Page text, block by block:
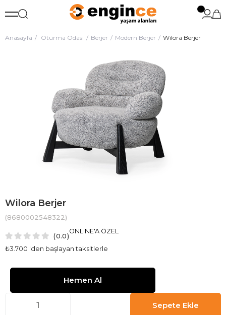
Anasayfa Oturma Odası Berjer Modern Berjer Wilora Berjer
Wilora Berjer
(8680002548322)
0.0
₺3.700 'den başlayan taksitlerle
ONLINE'A ÖZEL